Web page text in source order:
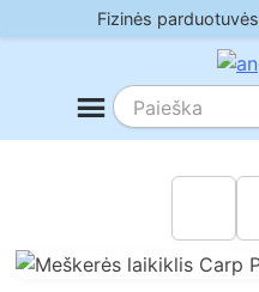
to
Fizinės parduotuvės